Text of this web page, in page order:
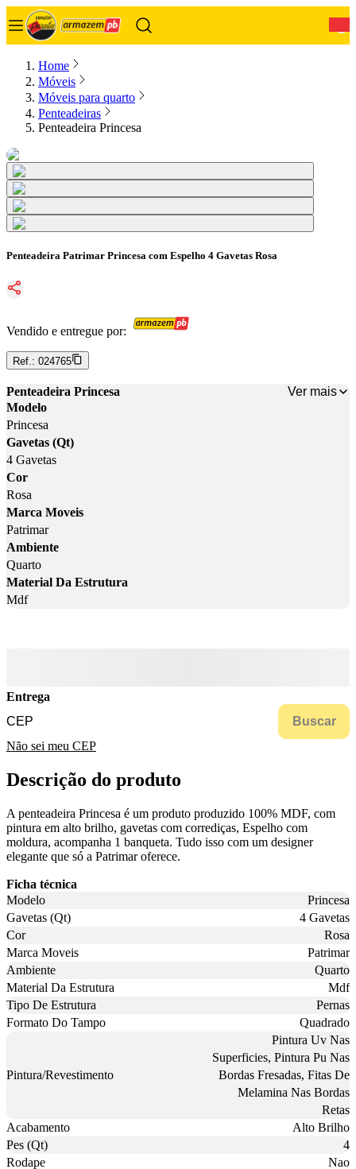
Home
Móveis
Móveis para quarto
Penteadeiras
Penteadeira Princesa
Penteadeira Patrimar Princesa com Espelho 4 Gavetas Rosa
Vendido e entregue por:
Ref.: 024765
Penteadeira Princesa
Ver mais
Modelo
Princesa
Gavetas (Qt)
4 Gavetas
Cor
Rosa
Marca Moveis
Patrimar
Ambiente
Quarto
Material Da Estrutura
Mdf
Entrega
Buscar
Não sei meu CEP
Descrição do produto
A penteadeira Princesa é um produto produzido 100% MDF, com
pintura em alto brilho, gavetas com corrediças, Espelho com
moldura, acompanha 1 banqueta. Tudo isso com um designer
elegante que só a Patrimar oferece.
Ficha técnica
Modelo
Princesa
Gavetas (Qt)
4 Gavetas
Cor
Rosa
Marca Moveis
Patrimar
Ambiente
Quarto
Material Da Estrutura
Mdf
Tipo De Estrutura
Pernas
Formato Do Tampo
Quadrado
Pintura/Revestimento
Pintura Uv Nas
Superficies, Pintura Pu Nas
Bordas Fresadas, Fitas De
Melamina Nas Bordas
Retas
Acabamento
Alto Brilho
Pes (Qt)
4
Rodape
Nao